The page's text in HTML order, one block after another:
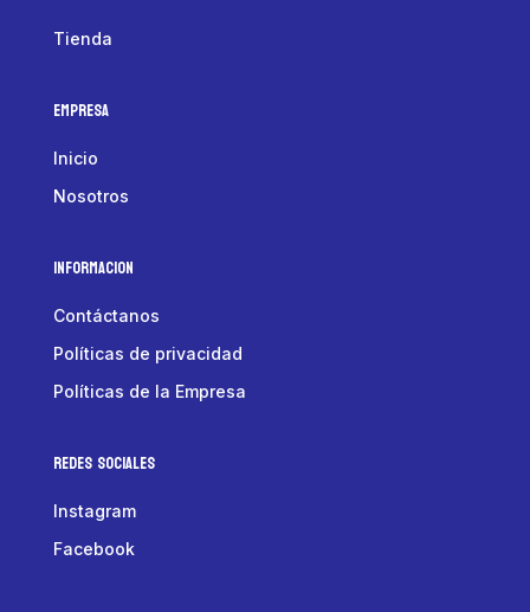
Tienda
Empresa
Inicio
Nosotros
Informacion
Contáctanos
Políticas de privacidad
Políticas de la Empresa
Redes Sociales
Instagram
Facebook